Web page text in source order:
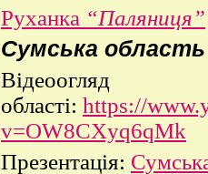
Руханка “Паляниця”
Сумська область
Відеоогляд
області: https://
v=OW8CXyq6qMk
Презентація: